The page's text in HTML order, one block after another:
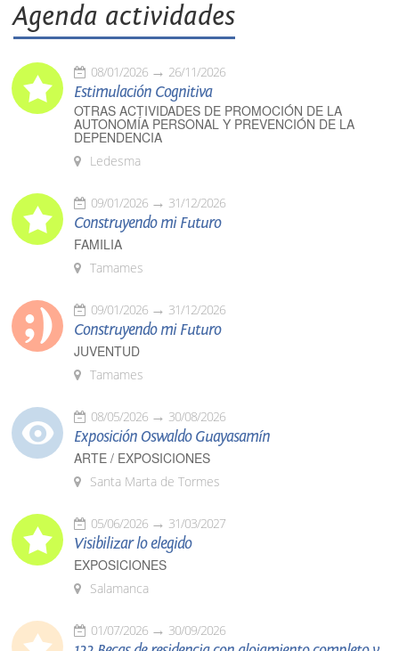
Agenda actividades
08/01/2026 26/11/2026
Estimulación Cognitiva
OTRAS ACTIVIDADES DE PROMOCIÓN DE LA
AUTONOMÍA PERSONAL Y PREVENCIÓN DE LA
DEPENDENCIA
Ledesma
09/01/2026 31/12/2026
Construyendo mi Futuro
FAMILIA
Tamames
09/01/2026 31/12/2026
Construyendo mi Futuro
JUVENTUD
Tamames
08/05/2026 30/08/2026
Exposición Oswaldo Guayasamín
ARTE / EXPOSICIONES
Santa Marta de Tormes
05/06/2026 31/03/2027
Visibilizar lo elegido
EXPOSICIONES
Salamanca
01/07/2026 30/09/2026